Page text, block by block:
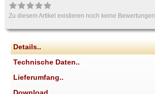
Zu diesem Artikel existieren noch keine Bewertungen
Details..
Technische Daten..
Lieferumfang..